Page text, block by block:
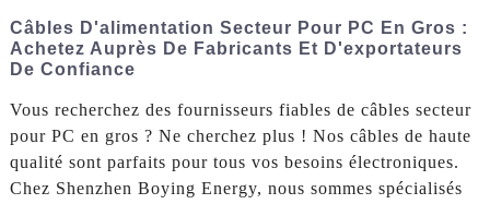
Câbles D'alimentation Secteur Pour PC En Gros :
Achetez Auprès De Fabricants Et D'exportateurs
De Confiance
Vous recherchez des fournisseurs fiables de câbles secteur
pour PC en gros ? Ne cherchez plus ! Nos câbles de haute
qualité sont parfaits pour tous vos besoins électroniques.
Chez Shenzhen Boying Energy, nous sommes spécialisés